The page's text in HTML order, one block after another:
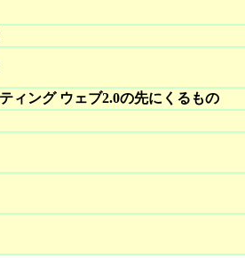
ィング ウェブ2.0の先にくるもの